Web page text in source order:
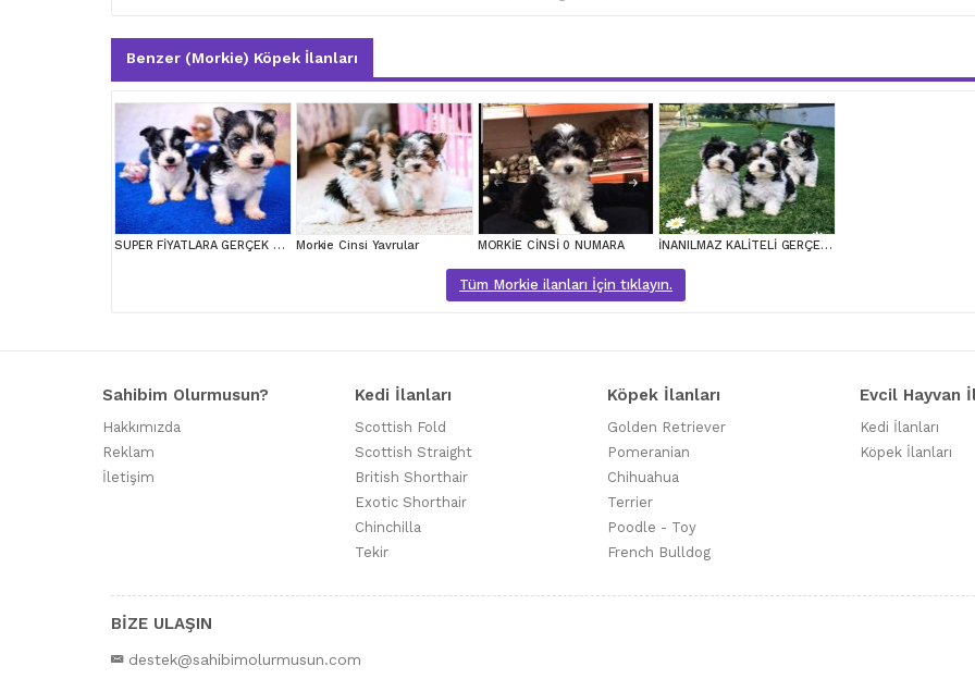
Benzer (Morkie) Köpek İlanları
SUPER FİYATLARA GERÇEK MORKİE YAVRULAR Morkie Cinsi Yavrular MORKİE CİNSİ 0 NUMARA İNANILMAZ KALİTELİ GERÇEK MORKİE YAVRULAR
Tüm Morkie ilanları İçin tıklayın.
Sahibim Olurmusun?
Hakkımızda
Reklam
İletişim
Kedi İlanları
Scottish Fold
Scottish Straight
British Shorthair
Exotic Shorthair
Chinchilla
Tekir
Köpek İlanları
Golden Retriever
Pomeranian
Chihuahua
Terrier
Poodle - Toy
French Bulldog
Evcil Hayvan
Kedi İlanları
Köpek İlanları
BİZE ULAŞIN
destek@sahibimolurmusun.com